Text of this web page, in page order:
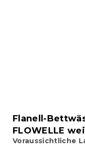
Flanell-
FLOWELLE
Voraussichtliche